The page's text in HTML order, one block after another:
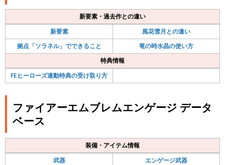
新要素・過去作との違い
新要素
風花雪月との違い
拠点「ソラネル」でできること
竜の時水晶の使い方
特典情報
FEヒーローズ連動特典の受け取り方
ファイアーエムブレムエンゲージ データ
ベース
装備・アイテム情報
武器
エンゲージ武器